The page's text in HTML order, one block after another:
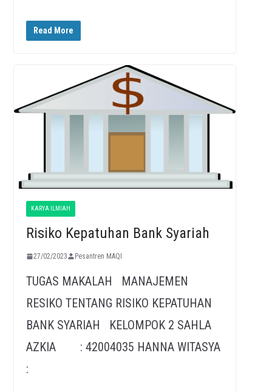
Read More
KARYA ILMIAH
Risiko Kepatuhan Bank Syariah
27/02/2023 Pesantren MAQI
TUGAS MAKALAH MANAJEMEN
RESIKO TENTANG RISIKO KEPATUHAN
BANK SYARIAH KELOMPOK 2 SAHLA
AZKIA : 42004035 HANNA WITASYA
: